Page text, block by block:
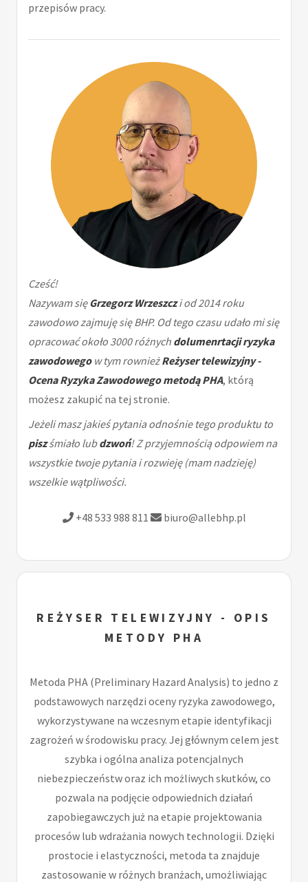
przepisów pracy.
Cześć!
Nazywam sięGrzegorz Wrzeszczi od 2014 roku
zawodowo zajmuję się BHP. Od tego czasu udało mi się
opracować około 3000 różnych dolumenrtacji ryzyka
zawodowegow tym rownieżReżyser telewizyjny -
Ocena Ryzyka Zawodowego metodą PHA, którą
możesz zakupić na tej stronie.
Jeżeli masz jakieś pytania odnośnie tego produktu to
piszśmiało lubdzwoń! Z przyjemnością odpowiem na
wszystkie twoje pytania i rozwieję (mam nadzieję)
wszelkie wątpliwości.
+48 533 988 811 biuro@allebhp.pl
REŻYSER TELEWIZYJNY - OPIS
METODY PHA
Metoda PHA (Preliminary Hazard Analysis) to jedno z
podstawowych narzędzi oceny ryzyka zawodowego,
wykorzystywane na wczesnym etapie identyfikacji
zagrożeń w środowisku pracy. Jej głównym celem jest
szybka i ogólna analiza potencjalnych
niebezpieczeństw oraz ich możliwych skutków, co
pozwala na podjęcie odpowiednich działań
zapobiegawczych już na etapie projektowania
procesów lub wdrażania nowych technologii. Dzięki
prostocie i elastyczności, metoda ta znajduje
zastosowanie w różnych branżach, umożliwiając